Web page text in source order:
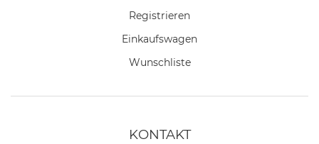
Registrieren
Einkaufswagen
Wunschliste
KONTAKT